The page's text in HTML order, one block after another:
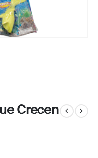
Crecen